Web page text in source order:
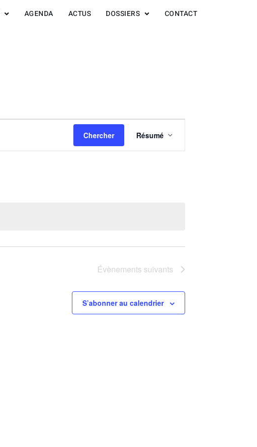
AGENDA ACTUS DOSSIERS CONTACT
Chercher
de
Résumé
Évènements suivants
S’abonner au calendrier